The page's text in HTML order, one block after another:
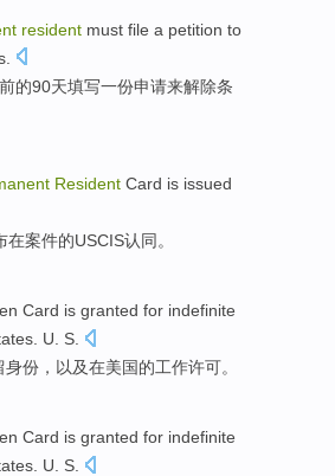
resident must file a petition to
前的90天填写一份申请来解除条
Resident Card is issued
在案件的USCIS认同。
Card is granted for indefinite
U. S.
身份 ， 以及在美国的工作许可。
Card is granted for indefinite
U. S.